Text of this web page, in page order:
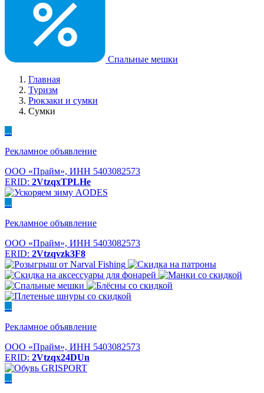
Спальные мешки
Главная
Туризм
Рюкзаки и сумки
Сумки
...
Рекламное объявление
ООО «Прайм», ИНН 5403082573
ERID: 2VtzqxTPLHe
...
Рекламное объявление
ООО «Прайм», ИНН 5403082573
ERID: 2Vtzqvzk3F8
...
Рекламное объявление
ООО «Прайм», ИНН 5403082573
ERID: 2Vtzqx24DUn
...